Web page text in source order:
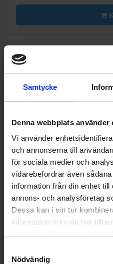
Samtycke
Denna webbplats använder
Vi använder
och annonserna till
för sociala medier och
vidarebefordrar även
information från din enhet
annons- och analysföretag
Dessa kan i sin tur
information som du har
Nödvändig
Vattenspridare
Hozelock
Färg: Grå